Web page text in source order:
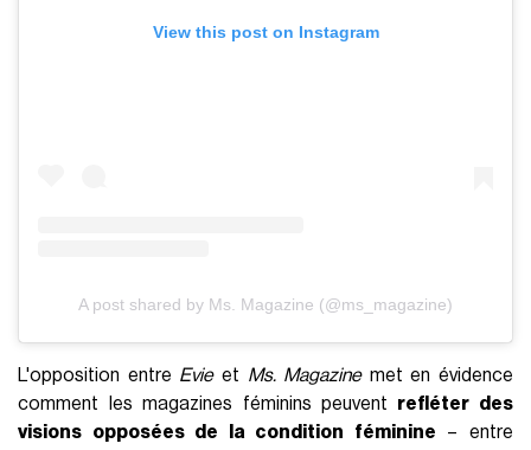
View this post on Instagram
A post shared by Ms. Magazine (@ms_magazine)
L'opposition entre Evieet Ms. Magazinemet en évidence
comment les magazines féminins peuvent refléter des
visions opposées de la condition féminine – entre